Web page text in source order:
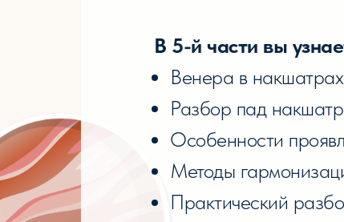
В 5-й части вы
Венера в
Разбор пад
Особенности
Методы
Практический